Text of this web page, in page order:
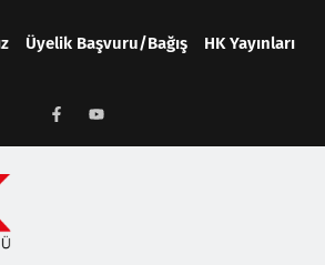
Üyelik Başvuru/Bağış
HK Yayınları